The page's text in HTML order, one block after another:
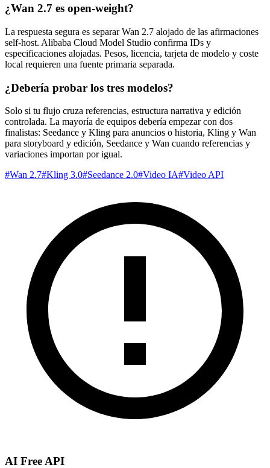
¿Wan 2.7 es open-weight?
La respuesta segura es separar Wan 2.7 alojado de las afirmaciones
self-host. Alibaba Cloud Model Studio confirma IDs y
especificaciones alojadas. Pesos, licencia, tarjeta de modelo y coste
local requieren una fuente primaria separada.
¿Debería probar los tres modelos?
Solo si tu flujo cruza referencias, estructura narrativa y edición
controlada. La mayoría de equipos debería empezar con dos
finalistas: Seedance y Kling para anuncios o historia, Kling y Wan
para storyboard y edición, Seedance y Wan cuando referencias y
variaciones importan por igual.
#Wan 2.7#Kling 3.0#Seedance 2.0#Video IA#Video API
AI Free API